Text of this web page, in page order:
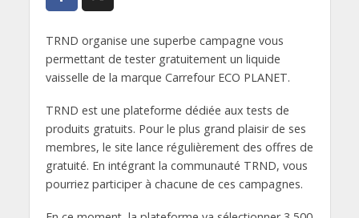
TRND organise une superbe campagne vous
permettant de tester gratuitement un liquide
vaisselle de la marque Carrefour ECO PLANET.
TRND est une plateforme dédiée aux tests de
produits gratuits. Pour le plus grand plaisir de ses
membres, le site lance régulièrement des offres de
gratuité. En intégrant la communauté TRND, vous
pourriez participer à chacune de ces campagnes.